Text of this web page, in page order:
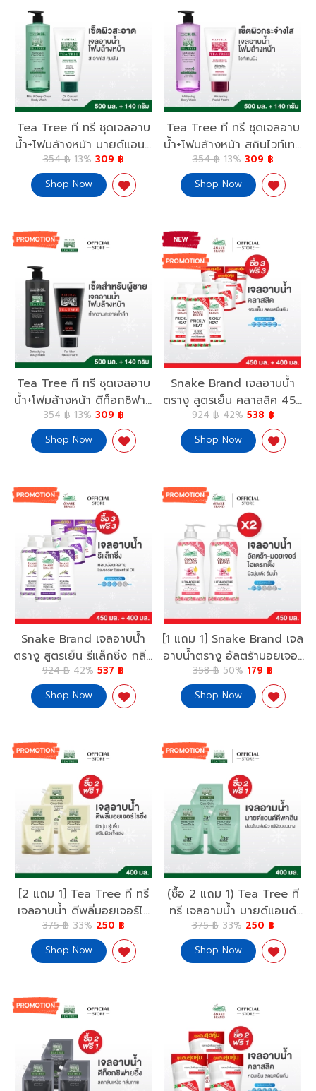
Tea Tree ที ทรี ชุดเจลอาบ
น้ำ+โฟมล้างหน้า มายด์แอนด์
ดีพคลีน 500มล.+โฟมล้าง
หน้า ออยล์ คอนโทรล 4.8
ออนซ์ Mild & Deep Clean
354 ฿ 13% 309 ฿
Shop Now
Tea Tree ที ทรี ชุดเจลอาบ
น้ำ+โฟมล้างหน้า สกินไวท์เทน
นิ่ง 500มล.+โฟมล้างหน้า ไวท์
เทนนิ่ง 4.8ออนซ์ Skin
Whitening Body Wash
354 ฿ 13% 309 ฿
Shop Now
Tea Tree ที ทรี ชุดเจลอาบ
น้ำ+โฟมล้างหน้า ดีท็อกซิฟาย
อิ้ง 500มล.+โฟมล้างหน้า ฟ
อร์เมน 4.8 ออนซ์
Detoxifying Body Wash
Men 4.8Oz
354 ฿ 13% 309 ฿
Shop Now
Snake Brand เจลอาบน้ำ
ตรางู สูตรเย็น คลาสสิค 450
มล. 3 ขวดแถมฟรี ถุงเติม
400 มล. 3 ถุง Shower Gel
Classic 450 ml.x3 Free
924 ฿ 42% 538 ฿
Shop Now
Snake Brand เจลอาบน้ำ
ตรางู สูตรเย็น รีแล็กซิ่ง กลิ่น
ลาเวนเดอร์ ขนาด 450 มล.3
ขวด แถมฟรี ถุงเติม 400
มล. 3 ถุง Snake Brand
ml.x3 Free Refill 400
ml.x3
924 ฿ 42% 537 ฿
Shop Now
[1 แถม 1] Snake Brand เจล
อาบน้ำตรางู อัลตร้ามอยเจอร์
ไฮเดรทติ้ง 450 มล. (ครีม
อาบน้ำ, Ultra-Moisture
Hydrating Shower Gel)
358 ฿ 50% 179 ฿
Shop Now
[2 แถม 1] Tea Tree ที ทรี
เจลอาบน้ำ ดีพลี่มอยเจอร์ไร
ซิ่ง ถุงเติม 400 มล. (ครีม
อาบน้ำ, Shower Gel, Body
Wash)ผิวนุ่ม
375 ฿ 33% 250 ฿
Shop Now
(ซื้อ 2 แถม 1) Tea Tree ที
ทรี เจลอาบน้ำ มายด์แอนด์
ดีพคลีน 400 มล.ถุงเติม
(ครีมอาบน้ำ, Shower Gel,
Body Wash)
375 ฿ 33% 250 ฿
Shop Now